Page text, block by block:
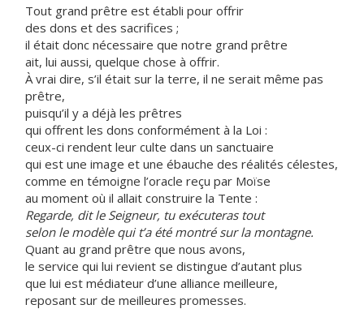
Tout grand prêtre est établi pour offrir
des dons et des sacrifices ;
il était donc nécessaire que notre grand prêtre
ait, lui aussi, quelque chose à offrir.
À vrai dire, s’il était sur la terre, il ne serait même pas
prêtre,
puisqu’il y a déjà les prêtres
qui offrent les dons conformément à la Loi :
ceux-ci rendent leur culte dans un sanctuaire
qui est une image et une ébauche des réalités célestes,
comme en témoigne l’oracle reçu par Moïse
au moment où il allait construire la Tente :
Regarde, dit le Seigneur, tu exécuteras tout
selon le modèle qui t’a été montré sur la montagne.
Quant au grand prêtre que nous avons,
le service qui lui revient se distingue d’autant plus
que lui est médiateur d’une alliance meilleure,
reposant sur de meilleures promesses.